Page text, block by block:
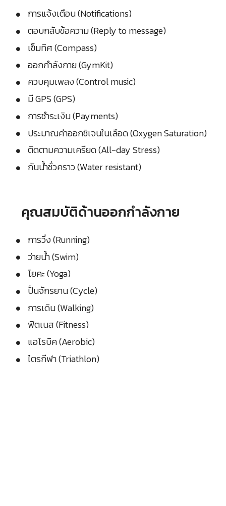
การแจ้งเตือน (Notifications)
ตอบกลับข้อความ (Reply to message)
เข็มทิศ (Compass)
ออกกำลังกาย (GymKit)
ควบคุมเพลง (Control music)
มี GPS (GPS)
การชำระเงิน (Payments)
ประมาณค่าออกซิเจนในเลือด (Oxygen Saturation)
ติดตามความเครียด (All-day Stress)
กันน้ำชั่วคราว (Water resistant)
คุณสมบัติด้านออกกำลังกาย
การวิ่ง (Running)
ว่ายน้ำ (Swim)
โยคะ (Yoga)
ปั่นจักรยาน (Cycle)
การเดิน (Walking)
ฟิตเนส (Fitness)
แอโรบิค (Aerobic)
ไตรกีฬา (Triathlon)